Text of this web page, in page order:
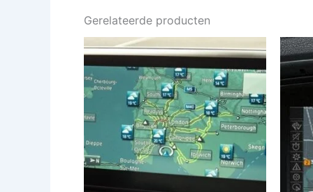
Gerelateerde producten
€ 39,99
tot
€ 59,99
Dit
heeft
meerdere
variaties.
Deze
optie
kan